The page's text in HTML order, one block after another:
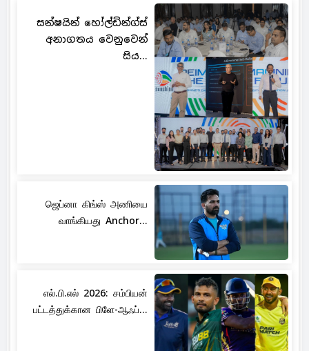
සන්ෂයින් හෝල්ඩින්ග්ස්
අනාගතය වෙනුවෙන්
සිය...
ஜெப்னா கிங்ஸ் அணியை
வாங்கியது Anchor...
எல்.பி.எல் 2026: சம்பியன்
பட்டத்துக்கான பிளே-ஆஃப்...